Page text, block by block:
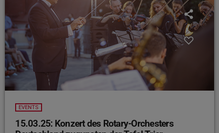
EVENTS
15.03.25: Konzert des Rotary-Orchesters